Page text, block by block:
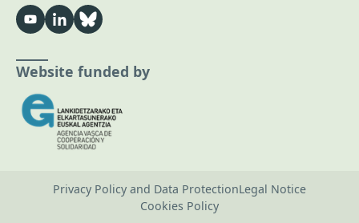
Website funded by
Privacy Policy and Data ProtectionLegal Notice
Cookies Policy